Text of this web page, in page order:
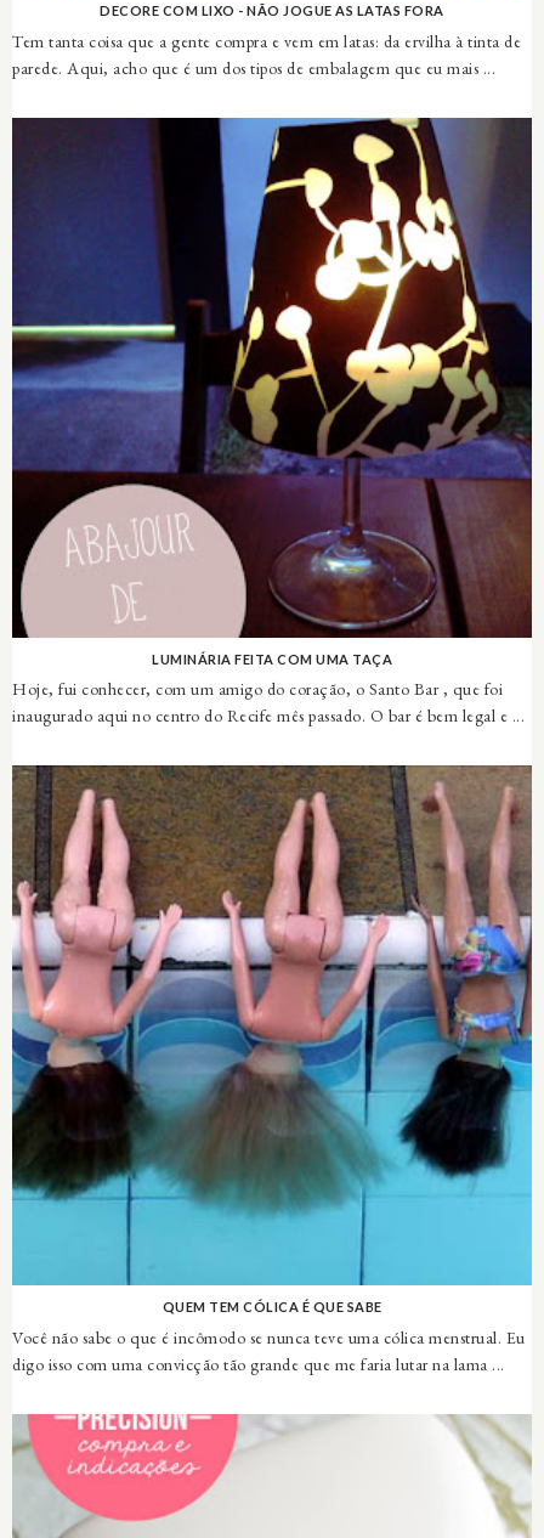
DECORE COM LIXO - NÃO JOGUE AS LATAS FORA
Tem tanta coisa que a gente compra e vem em latas: da ervilha à tinta de
parede. Aqui, acho que é um dos tipos de embalagem que eu mais ...
LUMINÁRIA FEITA COM UMA TAÇA
Hoje, fui conhecer, com um amigo do coração, o Santo Bar , que foi
inaugurado aqui no centro do Recife mês passado. O bar é bem legal e ...
QUEM TEM CÓLICA É QUE SABE
Você não sabe o que é incômodo se nunca teve uma cólica menstrual. Eu
digo isso com uma convicção tão grande que me faria lutar na lama ...